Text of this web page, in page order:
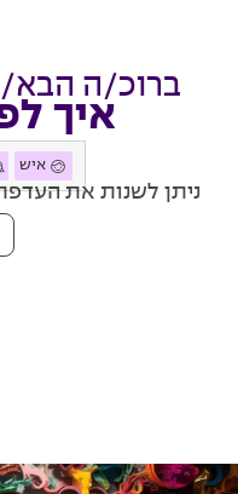
ברוכ/ה
איך
איש
ניתן לשנות את